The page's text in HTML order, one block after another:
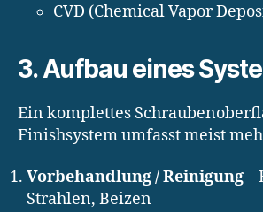
CVD (Chemical Vapor
3. Aufbau eines
Ein komplettes
Finishsystem umfasst meist
Vorbehandlung / Reinigung–
Strahlen, Beizen